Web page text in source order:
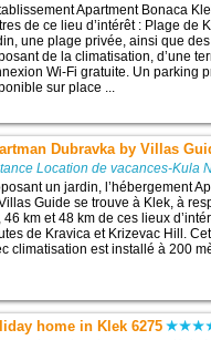
Apartment Bonaca
de ce lieu d’intérêt : Plage de
une plage privée, ainsi que
de la climatisation, d’une
Wi-Fi gratuite. Un parking
sur place ...
Dubravka by Villas
Location de vacances-Kula
un jardin, l’hébergement
Guide se trouve à Klek, à
46 km et 48 km de ces lieux
de Kravica et Krizevac Hill.
climatisation est installé à 200
home in Klek 6275